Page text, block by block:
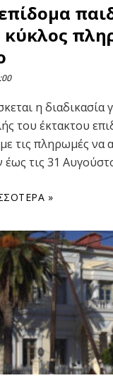
κύκλος
η διαδικασία
του έκτακτου
τις πληρωμές να
τις 31
»